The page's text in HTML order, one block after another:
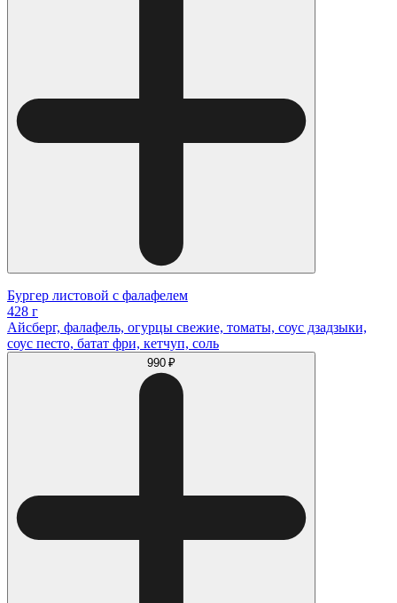
Бургер листовой с фалафелем
428 г
Айсберг, фалафель, огурцы свежие, томаты, соус дзадзыки,
соус песто, батат фри, кетчуп, соль
990 ₽